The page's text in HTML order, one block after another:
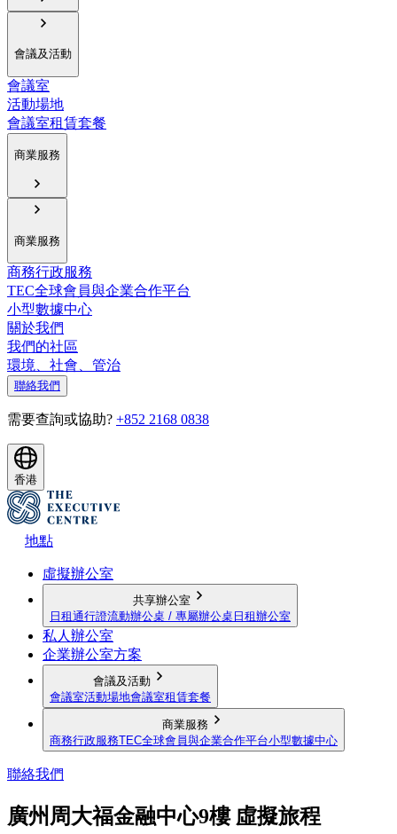
會議及活動
會議室
活動場地
會議室租賃套餐
商業服務
商業服務
商務行政服務
TEC全球會員與企業合作平台
小型數據中心
關於我們
我們的社區
環境、社會、管治
聯絡我們
需要查詢或協助? +852 2168 0838
香港
地點
虛擬辦公室
共享辦公室
日租通行證流動辦公桌 / 專屬辦公桌 日租辦公室
私人辦公室
企業辦公室方案
會議及活動
會議室活動場地會議室租賃套餐
商業服務
商務行政服務TEC全球會員與企業合作平台小型數據中心
聯絡我們
廣州周大福金融中心9樓 虛擬旅程